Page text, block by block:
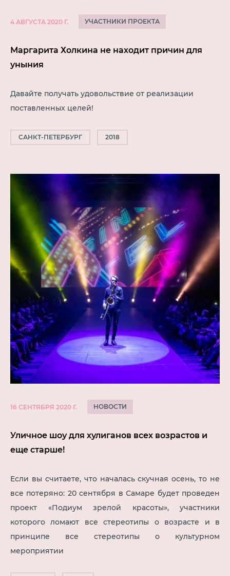
4 АВГУСТА 2020 Г. УЧАСТНИКИ ПРОЕКТА
Маргарита Холкина не находит причин для
уныния
Давайте получать удовольствие от реализации
поставленных целей!
САНКТ-ПЕТЕРБУРГ 2018
16 СЕНТЯБРЯ 2020 Г. НОВОСТИ
Уличное шоу для хулиганов всех возрастов и
еще старше!
Если вы считаете, что началась скучная осень, то не
все потеряно: 20 сентября в Самаре будет проведен
проект «Подиум зрелой красоты», участники
которого ломают все стереотипы о возрасте и в
принципе все стереотипы о культурном
мероприятии